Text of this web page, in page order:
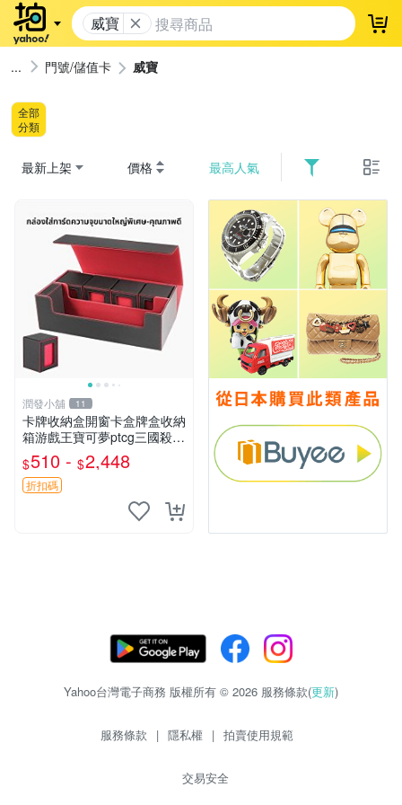
威寶 登
門號/儲值卡 威寶
全部
分類
最新上架 價格 最高人氣
潤發小舖 11
卡牌收納盒開窗卡盒牌盒收納
箱游戲王寶可夢ptcg三國殺海
賊王dtcg
$510 - $2,448
折扣碼
Yahoo台灣電子商務 版權所有 © 2026 服務條款(更新)
服務條款 | 隱私權 | 拍賣使用規範
交易安全